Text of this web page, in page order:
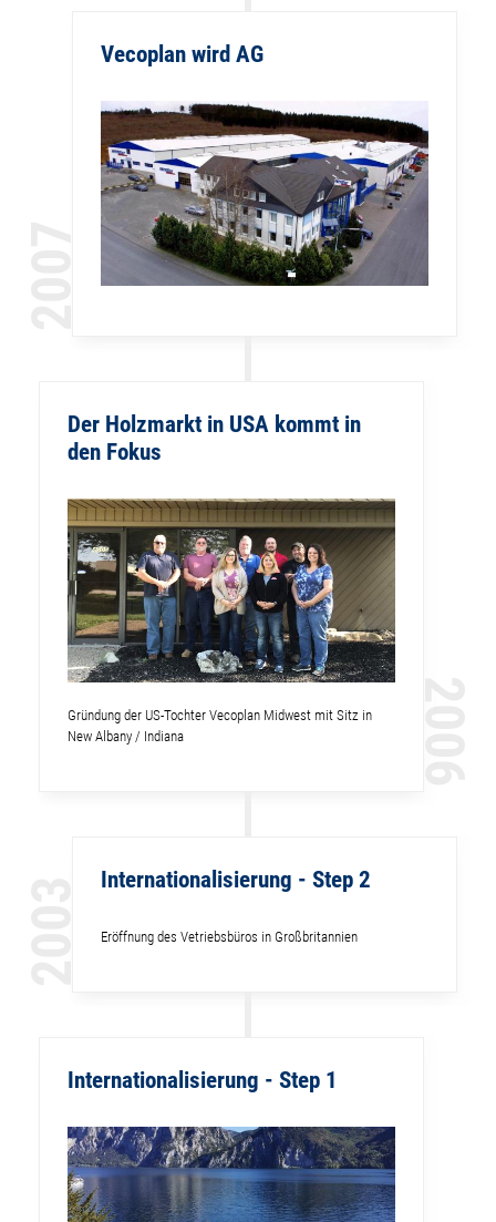
Vecoplan wird AG
Der Holzmarkt in USA kommt in
den Fokus
Gründung der US-Tochter Vecoplan Midwest mit Sitz in
New Albany / Indiana
Internationalisierung - Step 2
Eröffnung des Vetriebsbüros in Großbritannien
Internationalisierung - Step 1